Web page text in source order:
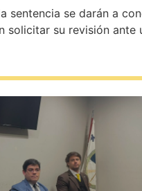
sentencia se darán a
solicitar su revisión ante